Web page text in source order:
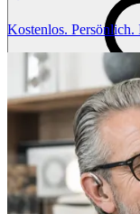
Kostenlos.